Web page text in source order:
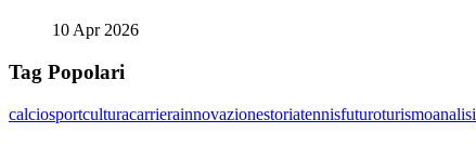
10 Apr 2026
Tag Popolari
calciosportculturacarrierainnovazionestoriatennisfuturoturismoanalisi